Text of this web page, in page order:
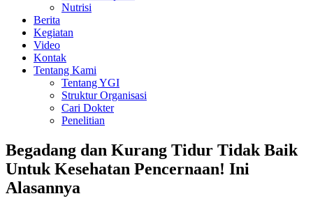
Nutrisi
Berita
Kegiatan
Video
Kontak
Tentang Kami
Tentang YGI
Struktur Organisasi
Cari Dokter
Penelitian
Begadang dan Kurang Tidur Tidak Baik
Untuk Kesehatan Pencernaan! Ini
Alasannya